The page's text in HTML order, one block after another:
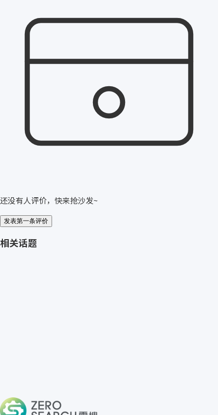
还没有人评价，快来抢沙发~
发表第一条评价
相关话题
关于零搜